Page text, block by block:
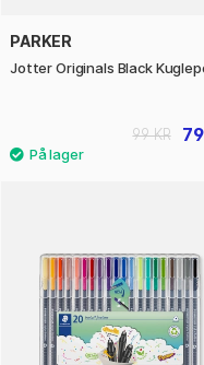
PARKER
Jotter Originals Black
99 KR